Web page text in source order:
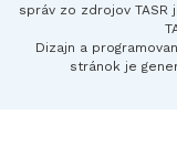
správ zo zdrojov
Dizajn a
stránok je